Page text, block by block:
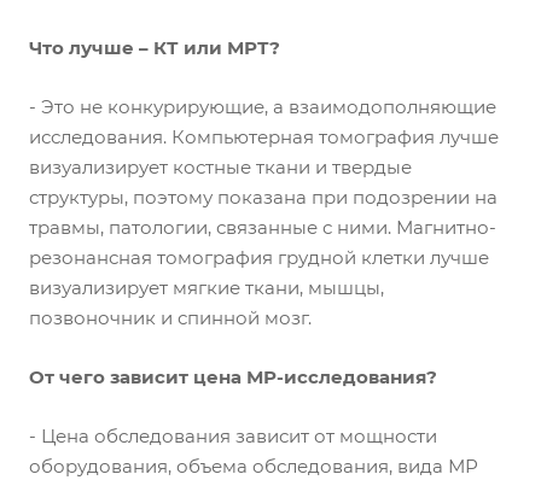
Что лучше – КТ или МРТ?
- Это не конкурирующие, а взаимодополняющие
исследования. Компьютерная томография лучше
визуализирует костные ткани и твердые
структуры, поэтому показана при подозрении на
травмы, патологии, связанные с ними. Магнитно-
резонансная томография грудной клетки лучше
визуализирует мягкие ткани, мышцы,
позвоночник и спинной мозг.
От чего зависит цена МР-исследования?
- Цена обследования зависит от мощности
оборудования, объема обследования, вида МР